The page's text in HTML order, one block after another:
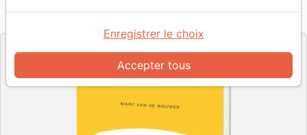
Accepter tous
Enregistrer le choix